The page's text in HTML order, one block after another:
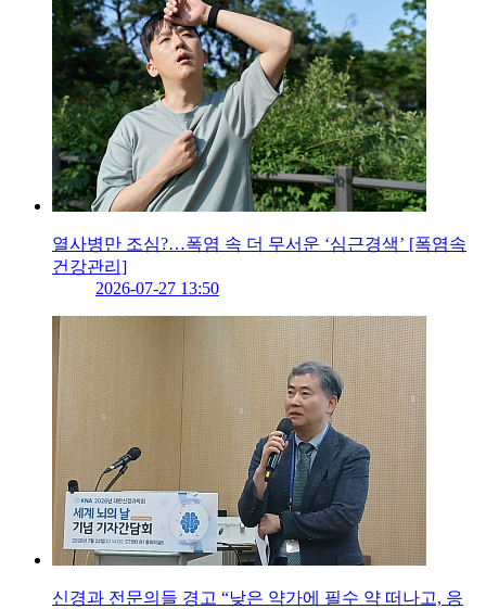
열사병만 조심?…폭염 속 더 무서운 ‘심근경색’ [폭염속
건강관리]
2026-07-27 13:50
신경과 전문의들 경고 “낮은 약가에 필수 약 떠나고, 응